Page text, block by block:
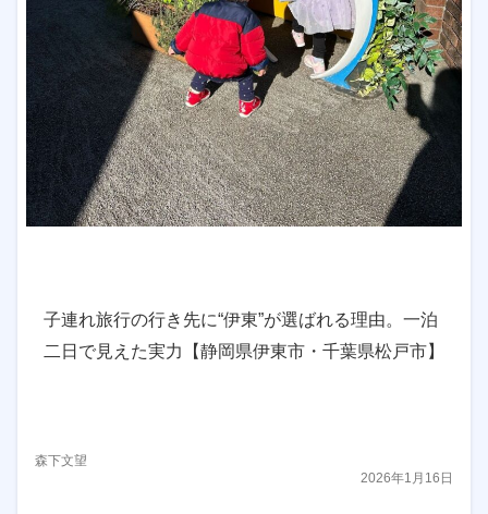
子連れ旅行の行き先に“伊東”が選ばれる理由。一泊
二日で見えた実力【静岡県伊東市・千葉県松戸市】
森下文望
2026年1月16日